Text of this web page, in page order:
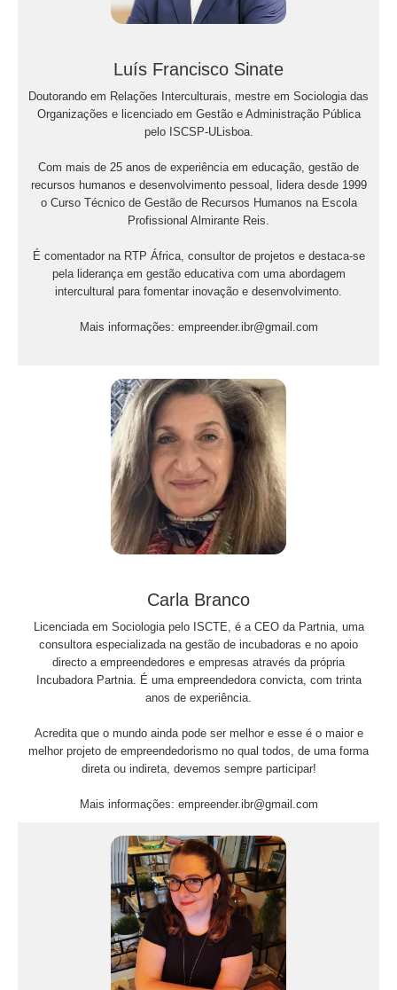
Luís Francisco Sinate
Doutorando em Relações Interculturais, mestre em Sociologia das
Organizações e licenciado em Gestão e Administração Pública
pelo ISCSP-ULisboa.
Com mais de 25 anos de experiência em educação, gestão de
recursos humanos e desenvolvimento pessoal, lidera desde 1999
o Curso Técnico de Gestão de Recursos Humanos na Escola
Profissional Almirante Reis.
É comentador na RTP África, consultor de projetos e destaca-se
pela liderança em gestão educativa com uma abordagem
intercultural para fomentar inovação e desenvolvimento.
Mais informações: empreender.ibr@gmail.com
Carla Branco
Licenciada em Sociologia pelo ISCTE, é a CEO da Partnia, uma
consultora especializada na gestão de incubadoras e no apoio
directo a empreendedores e empresas através da própria
Incubadora Partnia. É uma empreendedora convicta, com trinta
anos de experiência.
Acredita que o mundo ainda pode ser melhor e esse é o maior e
melhor projeto de empreendedorismo no qual todos, de uma forma
direta ou indireta, devemos sempre participar!
Mais informações: empreender.ibr@gmail.com